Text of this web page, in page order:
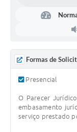
Formas de
Presencial
O Parecer
embasamento
serviço prestado